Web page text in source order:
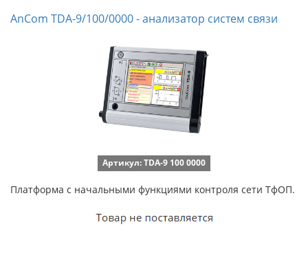
AnCom TDA-9/100/0000 - анализатор систем связи
Артикул: TDA-9 100 0000
Платформа с начальными функциями контроля сети ТфОП.